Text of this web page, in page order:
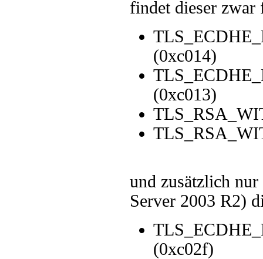
findet dieser zwar
(0xc014)
(0xc013)
und zusätzlich
Server 2003 R2)
(0xc02f)